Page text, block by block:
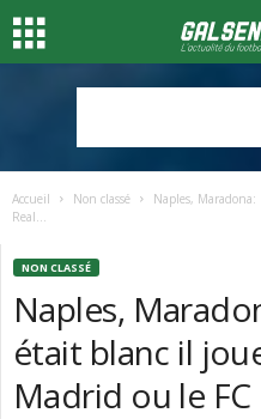
Accueil Non classé
Naples,
Real...
NON CLASSÉ
Naples,
était blanc il
Madrid ou le